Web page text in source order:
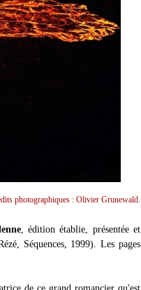
photographiques : Olivier Grunewald.
, édition établie, présentée et
Séquences, 1999). Les pages